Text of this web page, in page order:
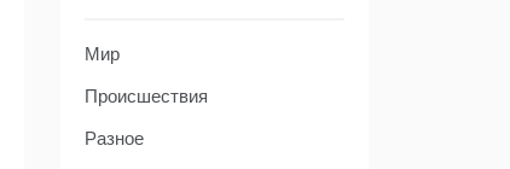
Мир
Происшествия
Разное